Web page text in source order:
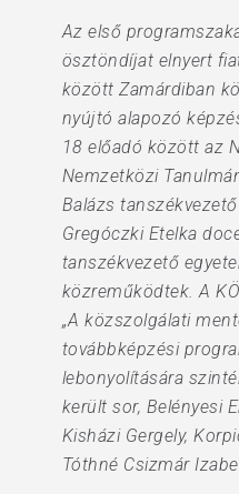
Az első
ösztöndíjat elnyert
között Zamárdiban
nyújtó alapozó
18 előadó között az
Nemzetközi
Balázs
Gregóczki Etelka
tanszékvezető
közreműködtek. A
„A közszolgálati
továbbképzési
lebonyolítására
került sor, Belényesi
Kisházi Gergely,
Tóthné Csizmár